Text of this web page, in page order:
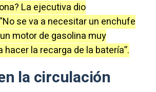
La ejecutiva dio
se va a necesitar un enchufe
motor de gasolina muy
hacer la recarga de la batería”.
la circulación